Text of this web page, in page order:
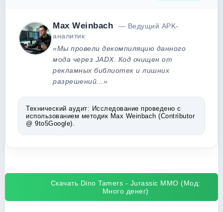
Max Weinbach
— Ведущий APK-
аналитик
«Мы провели декомпиляцию данного
мода через JADX. Код очищен от
рекламных библиотек и лишних
разрешений...»
Технический аудит: Исследование проведено с
использованием методик Max Weinbach (Contributor
@ 9to5Google).
Скачать Dino Tamers - Jurassic MMO (Мод:
Много денег)